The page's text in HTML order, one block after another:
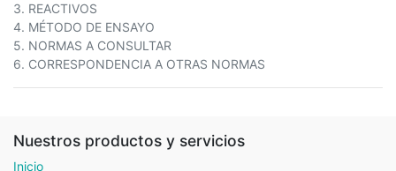
3. REACTIVOS
4. MÉTODO DE ENSAYO
5. NORMAS A CONSULTAR
6. CORRESPONDENCIA A OTRAS NORMAS
Nuestros productos y servicios
Inicio